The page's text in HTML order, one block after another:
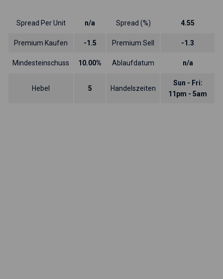
Spread Per Unit n/a Spread (%) 4.55
Premium Kaufen -1.5 Premium Sell -1.3
Mindesteinschuss 10.00% Ablaufdatum n/a
Hebel 5 Handelszeiten
Sun - Fri:
11pm - 5am